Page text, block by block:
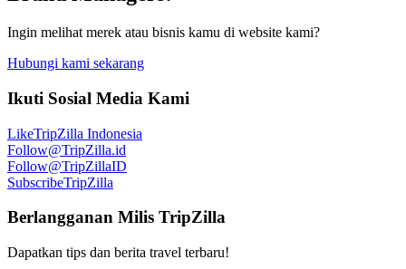
Ingin melihat merek atau bisnis kamu di website kami?
Hubungi kami sekarang
Ikuti Sosial Media Kami
LikeTripZilla Indonesia
Follow@TripZilla.id
Follow@TripZillaID
SubscribeTripZilla
Berlangganan Milis TripZilla
Dapatkan tips dan berita travel terbaru!